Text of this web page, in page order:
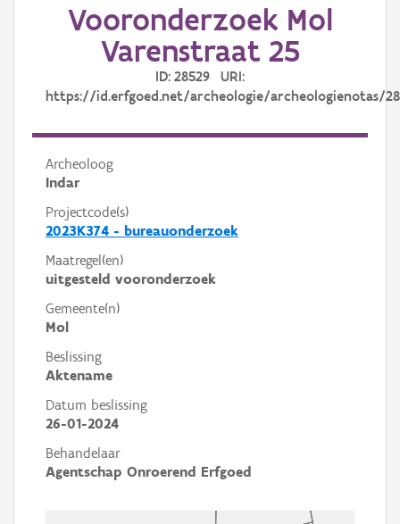
AanmeldenVooronderzoek Mol
Varenstraat 25
ID: 28529 URI:
https://id.erfgoed.net/archeologie/archeologienotas/
Archeoloog
Indar
Projectcode(s)
2023K374 - bureauonderzoek
Maatregel(en)
uitgesteld vooronderzoek
Gemeente(n)
Mol
Beslissing
Aktename
Datum beslissing
26-01-2024
Behandelaar
Agentschap Onroerend Erfgoed